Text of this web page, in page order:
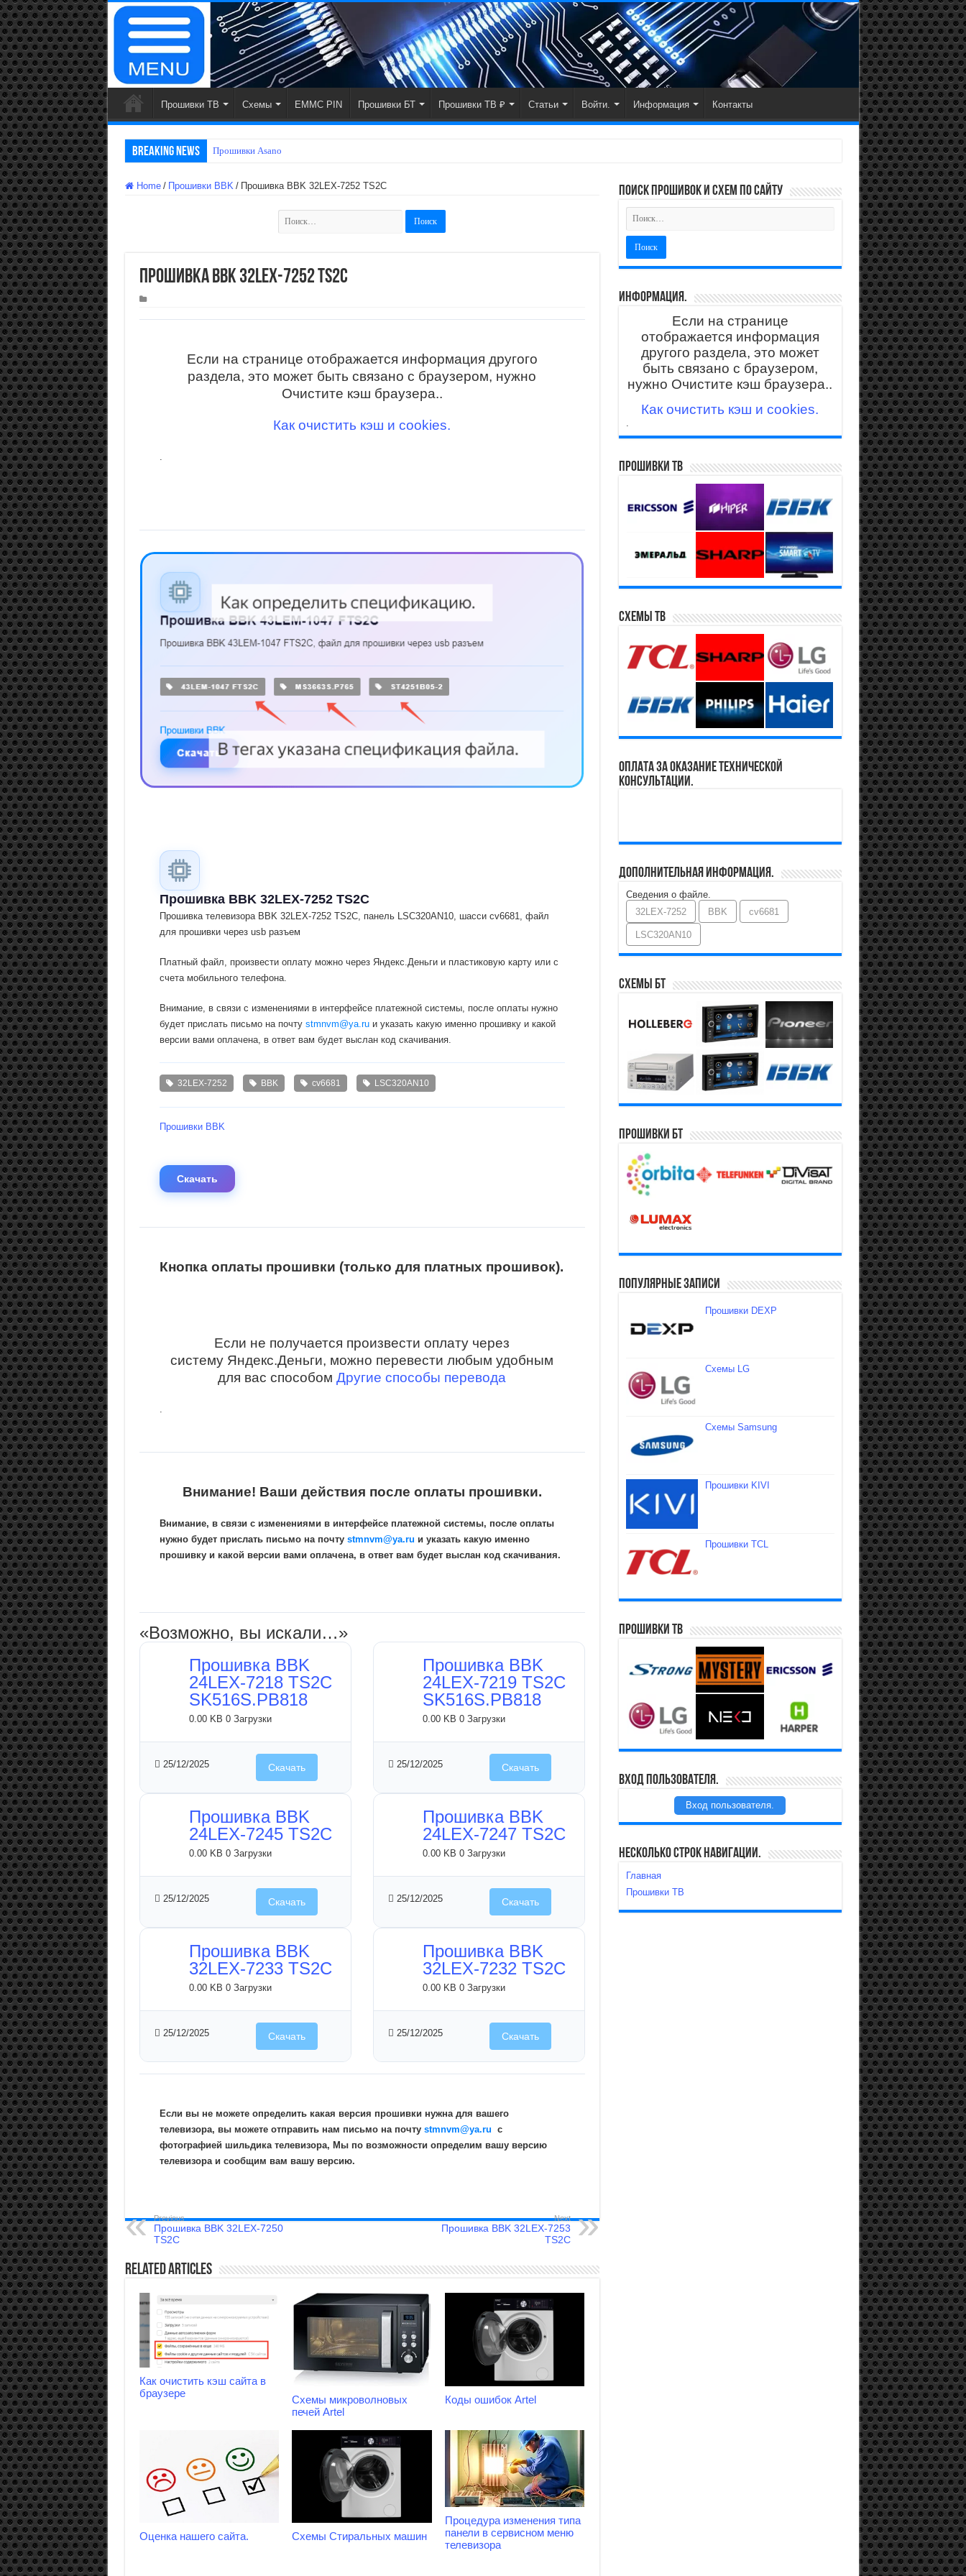
Прошивки ТВ Схемы EMMC PIN Прошивки БТ Прошивки ТВ ₽ Статьи Войти. Информация Контакты
Breaking News Прошивки Starw
Home / Прошивки BBK / Прошивка BBK 32LEX-7252 TS2C
Найти:
Прошивка BBK 32LEX-7252 TS2C
Если на странице отображается информация другого
раздела, это может быть связано с браузером, нужно
Очистите кэш браузера..
Как очистить кэш и cookies.
.
Прошивка BBK 32LEX-7252 TS2C
Прошивка телевизора BBK 32LEX-7252 TS2C, панель LSC320AN10, шасси cv6681, файл
для прошивки через usb разъем
Платный файл, произвести оплату можно через Яндекс.Деньги и пластиковую карту или с
счета мобильного телефона.
Внимание, в связи с изменениями в интерфейсе платежной системы, после оплаты нужно
будет прислать письмо на почту stmnvm@ya.ruи указать какую именно прошивку и какой
версии вами оплачена, в ответ вам будет выслан код скачивания.
32LEX-7252 BBK cv6681 LSC320AN10
Прошивки BBK
Скачать
Кнопка оплаты прошивки (только для платных прошивок).
Если не получается произвести оплату через
систему Яндекс.Деньги, можно перевести любым удобным
для вас способом Другие способы перевода
.
Внимание! Ваши действия после оплаты прошивки.
Внимание, в связи с изменениями в интерфейсе платежной системы, после оплаты
нужно будет прислать письмо на почту stmnvm@ya.ru и указать какую именно
прошивку и какой версии вами оплачена, в ответ вам будет выслан код скачивания.
«Возможно, вы искали…»
Прошивка BBK
24LEX-7218 TS2C
SK516S.PB818
0.00 KB 0 Загрузки
25/12/2025 Скачать
Прошивка BBK
24LEX-7219 TS2C
SK516S.PB818
0.00 KB 0 Загрузки
25/12/2025 Скачать
Прошивка BBK
24LEX-7245 TS2C
0.00 KB 0 Загрузки
25/12/2025 Скачать
Прошивка BBK
24LEX-7247 TS2C
0.00 KB 0 Загрузки
25/12/2025 Скачать
Прошивка BBK
32LEX-7233 TS2C
0.00 KB 0 Загрузки
25/12/2025 Скачать
Прошивка BBK
32LEX-7232 TS2C
0.00 KB 0 Загрузки
25/12/2025 Скачать
Если вы не можете определить какая версия прошивки нужна для вашего
телевизора, вы можете отправить нам письмо на почту stmnvm@ya.ru c
фотографией шильдика телевизора, Мы по возможности определим вашу версию
телевизора и сообщим вам вашу версию.
Previous
Прошивка BBK 32LEX-7250
TS2C
Next
Прошивка BBK 32LEX-7253
TS2C
Related Articles
Как очистить кэш сайта в
браузере
Схемы микроволновых
печей Artel
Коды ошибок Artel
Оценка нашего сайта. Схемы Стиральных машин
Процедура изменения типа
панели в сервисном меню
телевизора
поиск прошивок и схем по сайту
Информация.
Если на странице
отображается информация
другого раздела, это может
быть связано с браузером,
нужно Очистите кэш браузера..
Как очистить кэш и cookies.
.
Прошивки ТВ
Схемы ТВ
Оплата за оказание технической
консультации.
Дополнительная информация.
Сведения о файле.
32LEX-7252
BBK cv6681
LSC320AN10
Схемы БТ
Прошивки БТ
Популярные записи
Прошивки DEXP
Схемы LG
Схемы Samsung
Прошивки KIVI
Прошивки TCL
Прошивки ТВ
Вход пользователя.
Вход пользователя.
Несколько строк навигации.
Главная
Прошивки ТВ